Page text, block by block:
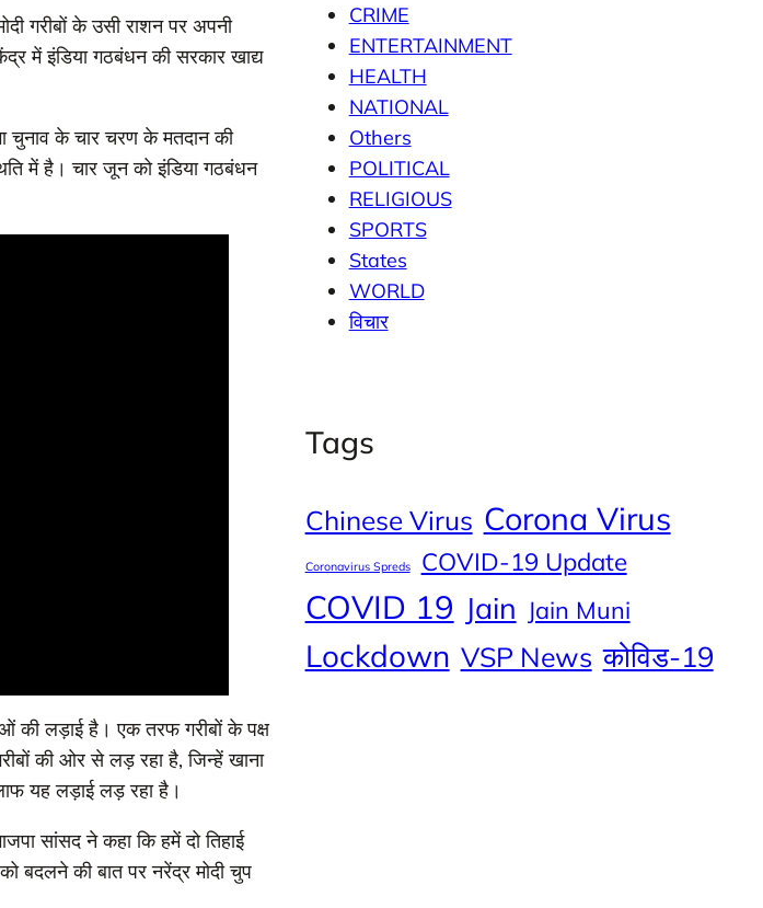
गरीबों के उसी राशन पर अपनी
में इंडिया गठबंधन की सरकार खाद्य
चुनाव के चार चरण के मतदान की
में है। चार जून को इंडिया गठबंधन
की लड़ाई है। एक तरफ गरीबों के पक्ष
की ओर से लड़ रहा है, जिन्हें खाना
यह लड़ाई लड़ रहा है।
सांसद ने कहा कि हमें दो तिहाई
बदलने की बात पर नरेंद्र मोदी चुप
CRIME
ENTERTAINMENT
HEALTH
NATIONAL
Others
POLITICAL
RELIGIOUS
SPORTS
States
WORLD
विचार
Tags
Chinese Virus Corona Virus
Coronavirus Spreds COVID-19 Update
COVID 19 Jain Jain Muni
Lockdown VSP News कोविड-19